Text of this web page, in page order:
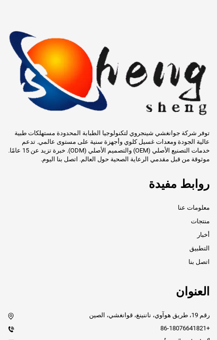
توفر شركة جوانغشي شينجروي لتكنولوجيا الطبابة المحدودة مستهلكات طبية
عالية الجودة ومعدات غسيل كلوي وأجهزة سنية على مستوى عالمي. تدعم
خدمات التصنيع الأصلي (OEM) والتصميم الأصلي (ODM). خبرة تزيد عن 15 عامًا.
موثوقة من قبل مقدمي الرعاية الصحية حول العالم. اتصل بنا اليوم.
روابط مفيدة
معلومات عنا
منتجات
أخبار
التطبيق
اتصل بنا
العنوان
رقم 19، طريق هوآوي، ناننينغ، قوانغشي، الصين
+86-18076641821